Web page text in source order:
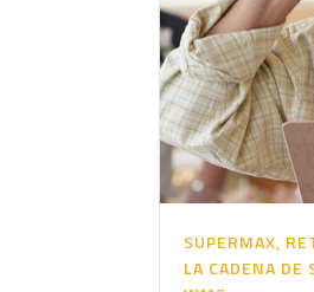
SUPERMAX,
LA CADENA DE